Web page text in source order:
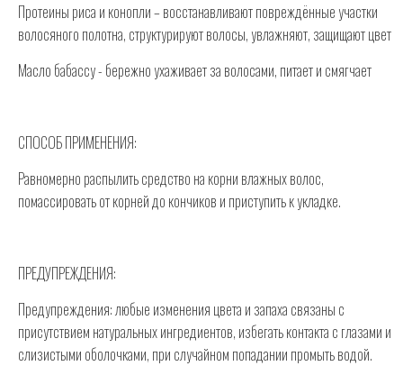
Протеины риса и конопли – восстанавливают повреждённые участки
волосяного полотна, структурируют волосы, увлажняют, защищают цвет
Масло бабассу - бережно ухаживает за волосами, питает и смягчает
СПОСОБ ПРИМЕНЕНИЯ:
Равномерно распылить средство на корни влажных волос,
помассировать от корней до кончиков и приступить к укладке.
ПРЕДУПРЕЖДЕНИЯ:
Предупреждения: любые изменения цвета и запаха связаны с
присутствием натуральных ингредиентов, избегать контакта с глазами и
слизистыми оболочками, при случайном попадании промыть водой.